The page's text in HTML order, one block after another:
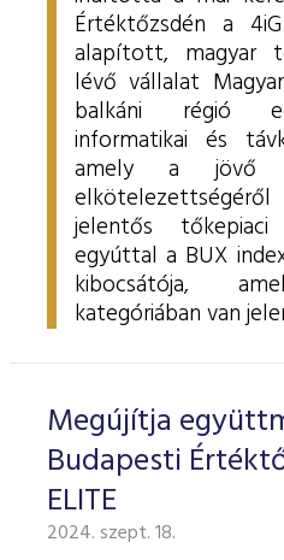
Értéktőzsdén a
alapított, magyar
lévő vállalat
balkáni régió
informatikai és
amely a jövő
jelentős
egyúttal a BUX
kibocsátója,
kategóriában van
Megújítja
Budapesti
ELITE
2024. szept. 18.